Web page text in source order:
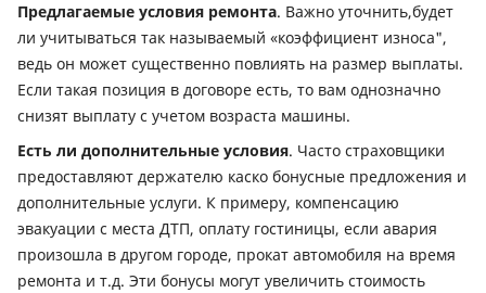
Предлагаемые условия ремонта. Важно уточнить,будет
ли учитываться так называемый «коэффициент износа",
ведь он может существенно повлиять на размер выплаты.
Если такая позиция в договоре есть, то вам однозначно
снизят выплату с учетом возраста машины.
Есть ли дополнительные условия. Часто страховщики
предоставляют держателю каско бонусные предложения и
дополнительные услуги. К примеру, компенсацию
эвакуации с места ДТП, оплату гостиницы, если авария
произошла в другом городе, прокат автомобиля на время
ремонта и т.д. Эти бонусы могут увеличить стоимость